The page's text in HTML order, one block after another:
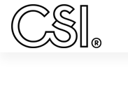
Päävalikko